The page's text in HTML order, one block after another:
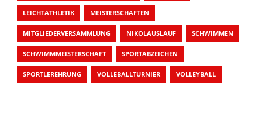
LEICHTATHLETIK MEISTERSCHAFTEN
MITGLIEDERVERSAMMLUNG NIKOLAUSLAUF SCHWIMMEN
SCHWIMMMEISTERSCHAFT SPORTABZEICHEN
SPORTLEREHRUNG VOLLEBALLTURNIER VOLLEYBALL